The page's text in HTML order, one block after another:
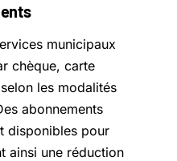
municipaux
chèque, carte
les modalités
abonnements
disponibles pour
ainsi une réduction